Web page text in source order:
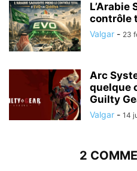
L’Arabie
contrôle
Valgar - 23
Arc
quelque
Guilty
Valgar - 14
2